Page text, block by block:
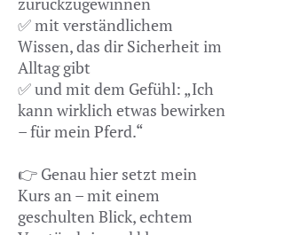
✅ mit verständlichem
Wissen, das dir Sicherheit im
Alltag gibt
✅ und mit dem Gefühl: „Ich
kann wirklich etwas bewirken
– für mein Pferd.“
👉 Genau hier setzt mein
Kurs an – mit einem
geschulten Blick, echtem